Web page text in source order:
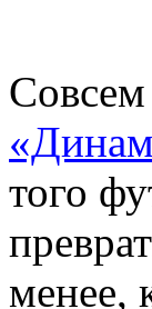
Совсем
того
менее,